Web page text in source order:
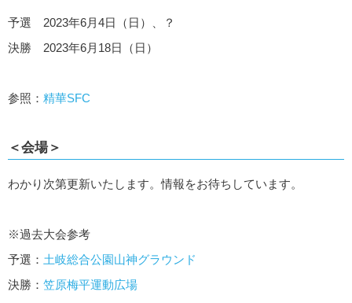
予選 2023年6月4日（日）、？
決勝 2023年6月18日（日）
参照： 精華SFC
＜会場＞
わかり次第更新いたします。情報をお待ちしています。
※過去大会参考
予選： 土岐総合公園山神グラウンド
決勝： 笠原梅平運動広場